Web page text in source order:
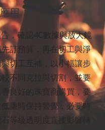
用
，確認4C數據與放大鏡
訂預算，再在切工與淨
切工互補，以小幅讓步
不同克拉與切割，並要
譽良好的珠寶商購買，要
廉時保持警覺，必要時
等級透明度直接影響轉